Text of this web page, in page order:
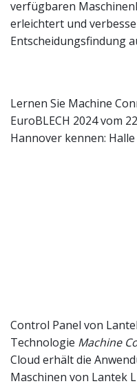
verfügbaren
erleichtert und
Entscheidungsfindung
Lernen Sie Machine
EuroBLECH 2024 vom
Hannover kennen: Halle
Control Panel von
Technologie Machine
Cloud erhält die
Maschinen von Lantek